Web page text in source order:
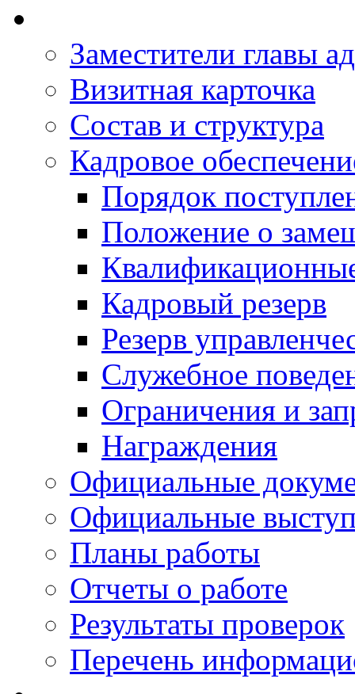
Заместители главы
Визитная карточка
Состав и структура
Кадровое
Порядок
Положение о
Кадровый резерв
Резерв
Служебное
Ограничения и
Награждения
Официальные
Официальные
Планы работы
Отчеты о работе
Результаты проверок
Перечень